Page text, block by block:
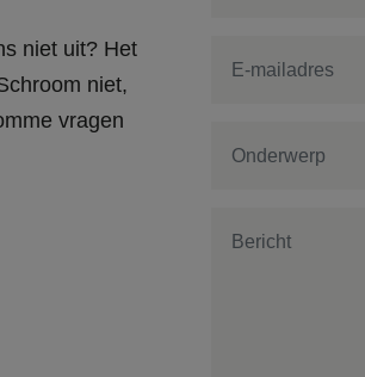
niet uit? Het
niet,
vragen